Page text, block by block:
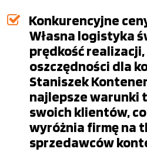
Konkurencyjne
Własna logistyka
prędkość
oszczędności dla
Staniszek
najlepsze warunki
swoich klientów,
wyróżnia firmę na
sprzedawców